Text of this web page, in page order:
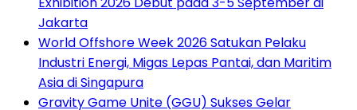
Jakarta
World Offshore Week 2026 Satukan Pelaku
Industri Energi, Migas Lepas Pantai, dan Maritim
Asia di Singapura
Gravity Game Unite (GGU) Sukses Gelar